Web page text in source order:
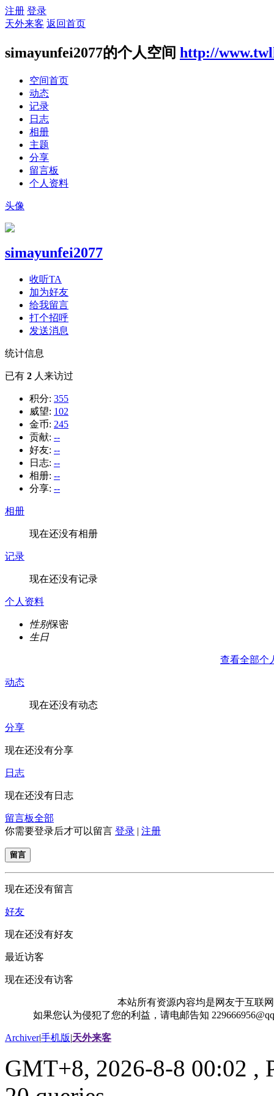
注册 登录
天外来客 返回首页
simayunfei2077的个人空间 http://
空间首页
动态
记录
日志
相册
主题
分享
留言板
个人资料
头像
simayunfei2077
收听TA
加为好友
给我留言
打个招呼
发送消息
统计信息
已有 2 人来访过
积分: 355
威望: 102
金币: 245
贡献: --
好友: --
日志: --
相册: --
分享: --
相册
现在还没有相册
记录
现在还没有记录
个人资料
性别保密
生日
查看全部个
动态
现在还没有动态
分享
现在还没有分享
日志
现在还没有日志
留言板全部
你需要登录后才可以留言 登录 | 注册
留言
现在还没有留言
好友
现在还没有好友
最近访客
现在还没有访客
本站所有资源内容均是网友于互联
如果您认为侵犯了您的利益，请电邮告知
Archiver|手机版|天外来客
GMT+8, 2026-8-8 00:02 ,